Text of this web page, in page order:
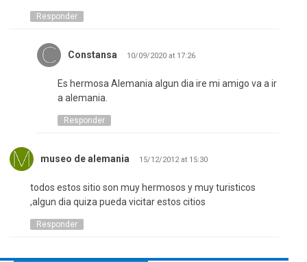
Responder
Constansa 10/09/2020 at 17:26
Es hermosa Alemania algun dia ire mi amigo va a ir
a alemania.
Responder
museo de alemania 15/12/2012 at 15:30
todos estos sitio son muy hermosos y muy turisticos
,algun dia quiza pueda vicitar estos citios
Responder